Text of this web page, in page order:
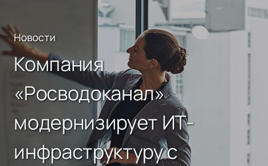
Новости
Компания
«Росводоканал»
модернизирует ИТ-
инфраструктуру с